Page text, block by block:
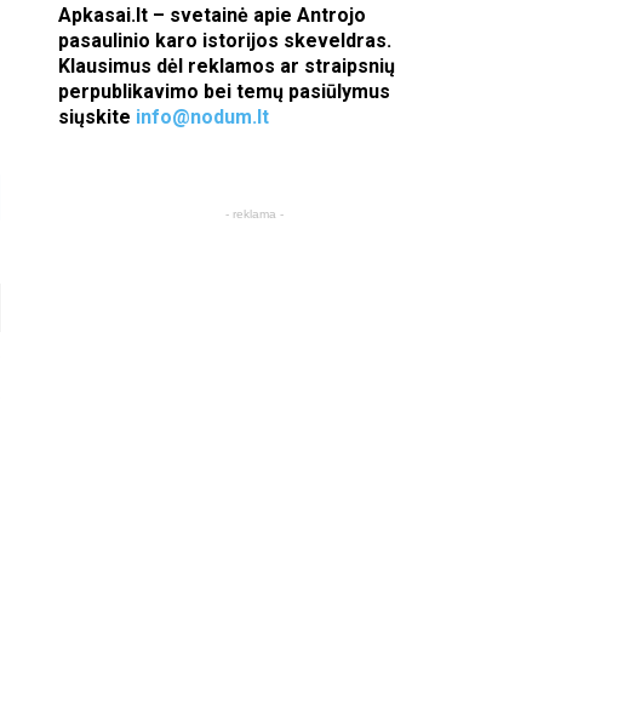
Apkasai.lt – svetainė apie Antrojo
pasaulinio karo istorijos skeveldras.
Klausimus dėl reklamos ar straipsnių
perpublikavimo bei temų pasiūlymus
siųskite info@nodum.lt
- reklama -